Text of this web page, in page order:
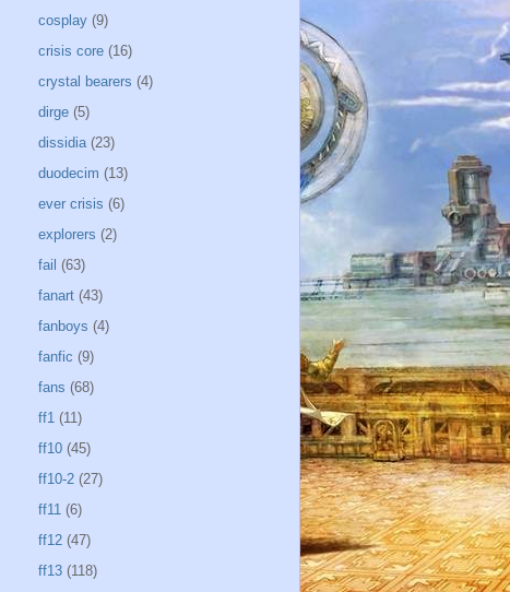
cosplay (9)
crisis core (16)
crystal bearers (4)
dirge (5)
dissidia (23)
duodecim (13)
ever crisis (6)
explorers (2)
fail (63)
fanart (43)
fanboys (4)
fanfic (9)
fans (68)
ff1 (11)
ff10 (45)
ff10-2 (27)
ff11 (6)
ff12 (47)
ff13 (118)